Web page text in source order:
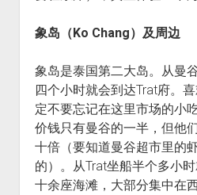
象岛（Ko Chang）及周边
象岛是泰国第二大岛。从曼
四个小时就会到达Trat府。
定不要忘记在这里市场的小
价钱只有曼谷的一半，但他
十倍（要知道曼谷超市里的
的）。从Trat坐船半个多小
十余座海滩，大部分集中在